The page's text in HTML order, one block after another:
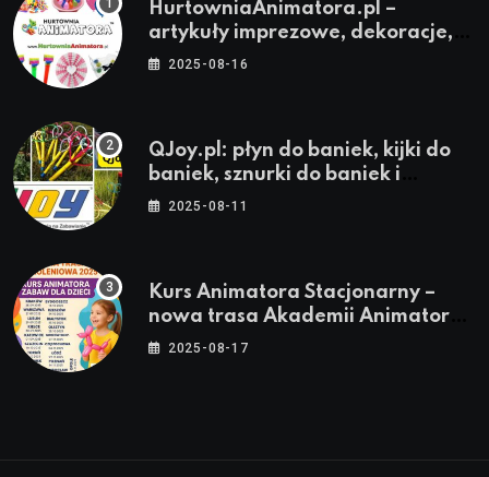
HurtowniaAnimatora.pl –
artykuły imprezowe, dekoracje,
stroje i akcesoria dla animatorów
2025-08-16
QJoy.pl: płyn do baniek, kijki do
baniek, sznurki do baniek i
zestawy do baniek
2025-08-11
Kurs Animatora Stacjonarny –
nowa trasa Akademii Animatora
– jesień 2025
2025-08-17